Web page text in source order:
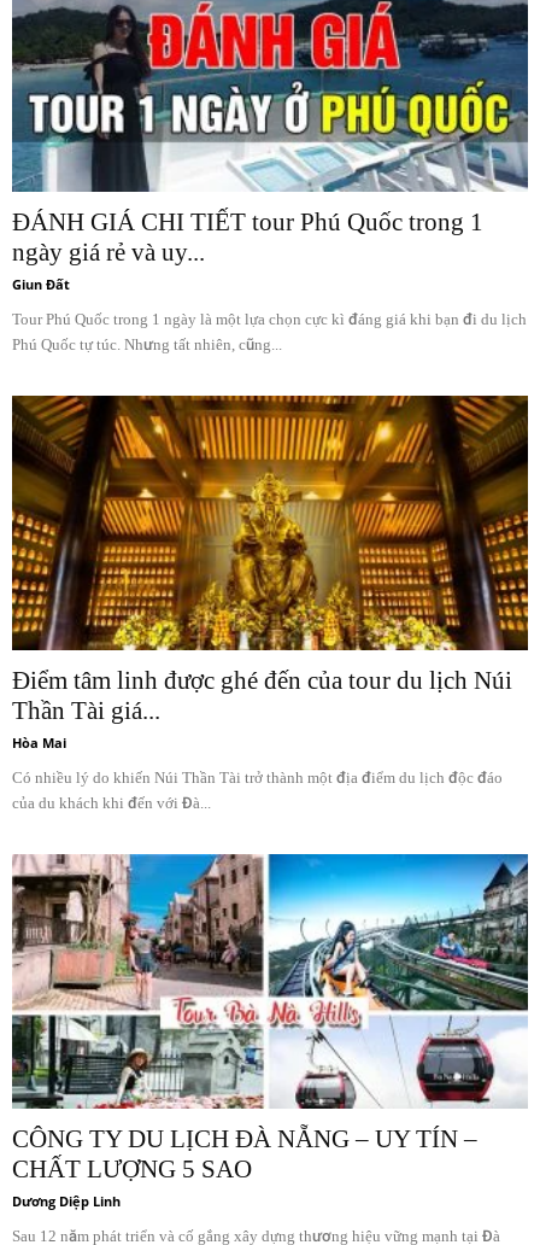
ĐÁNH GIÁ CHI TIẾT tour Phú Quốc trong 1
ngày giá rẻ và uy...
Giun Đất
Tour Phú Quốc trong 1 ngày là một lựa chọn cực kì đáng giá khi bạn đi du lịch
Phú Quốc tự túc. Nhưng tất nhiên, cũng...
Điểm tâm linh được ghé đến của tour du lịch Núi
Thần Tài giá...
Hòa Mai
Có nhiều lý do khiến Núi Thần Tài trở thành một địa điểm du lịch độc đáo
của du khách khi đến với Đà...
CÔNG TY DU LỊCH ĐÀ NẴNG – UY TÍN –
CHẤT LƯỢNG 5 SAO
Dương Diệp Linh
Sau 12 năm phát triển và cố gắng xây dựng thương hiệu vững mạnh tại Đà